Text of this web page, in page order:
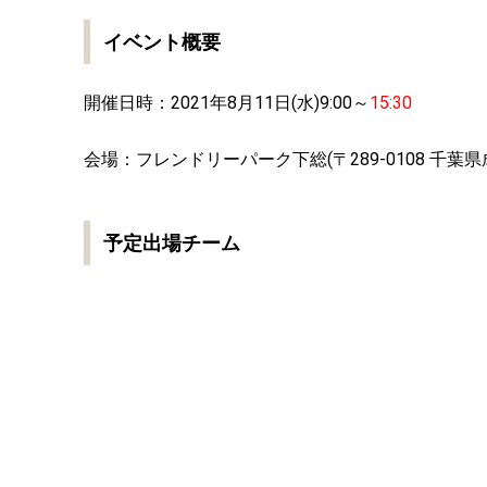
イベント概要
開催日時：2021年8月11日(水)9:00～ 15:30
会場：フレンドリーパーク下総(〒289-0108 千葉
予定出場チーム